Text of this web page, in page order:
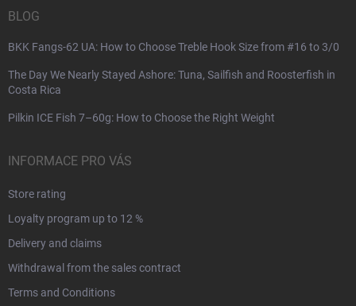
BLOG
BKK Fangs-62 UA: How to Choose Treble Hook Size from #16 to 3/0
The Day We Nearly Stayed Ashore: Tuna, Sailfish and Roosterfish in
Costa Rica
Pilkin ICE Fish 7–60g: How to Choose the Right Weight
INFORMACE PRO VÁS
Store rating
Loyalty program up to 12 %
Delivery and claims
Withdrawal from the sales contract
Terms and Conditions